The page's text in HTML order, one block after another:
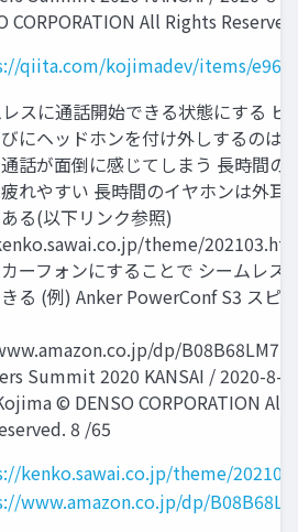
CORPORATION All Rights
qiita.com/kojimadev/items/
スに通話開始できる状態にする ビ
にヘッドホンを付け外しするのは
話が面倒に感じてしまう 長時間の
れやすい 長時間のイヤホンは外耳
る(以下リンク参照)
theme/
ーフォンにすることで シームレス
る (例) Anker PowerConf S3 スピ
dp/B08B68LM7R
Summit 2020 KANSAI / 2020-8-
© DENSO CORPORATION All
8 /65
kenko.sawai.co.jp/theme/
www.amazon.co.jp/dp/